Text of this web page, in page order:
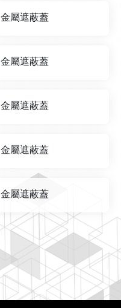
金屬遮蔽蓋
金屬遮蔽蓋
金屬遮蔽蓋
金屬遮蔽蓋
金屬遮蔽蓋